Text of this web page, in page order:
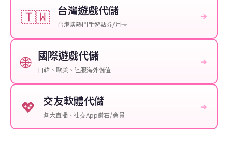
🇹🇼 台灣遊戲代儲
台港澳熱門手遊點券/月卡
➔
🌐 國際遊戲代儲
日韓、歐美、陸服海外儲值
➔
💖 交友軟體代儲
各大直播、社交App鑽石/會員
➔